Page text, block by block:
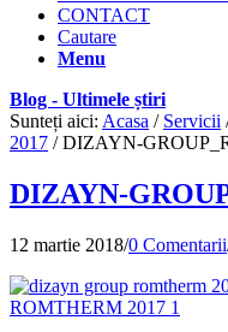
CONTACT
Cautare
Menu
Blog - Ultimele știri
Sunteți aici: Acasa / Servicii
2017 / DIZAYN-
DIZAYN-
12 martie 2018/0 Comentarii